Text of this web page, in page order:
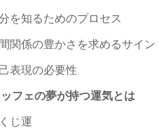
を知るためのプロセス
関係の豊かさを求めるサイン
表現の必要性
ッフェの夢が持つ運気とは
じ運